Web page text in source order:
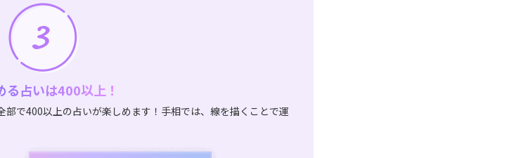
る占いは400以上！
で400以上の占いが楽しめます！手相では、線を描くことで運